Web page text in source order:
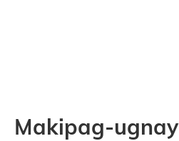
Makipag-ugnay